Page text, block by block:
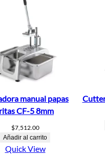
manual papas
CF-5 8mm
$7,512.00
Añadir al carrito
Quick View